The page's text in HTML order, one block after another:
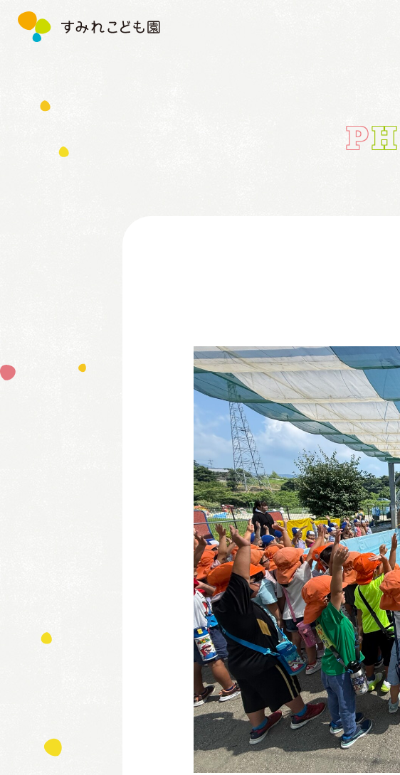
す
PH